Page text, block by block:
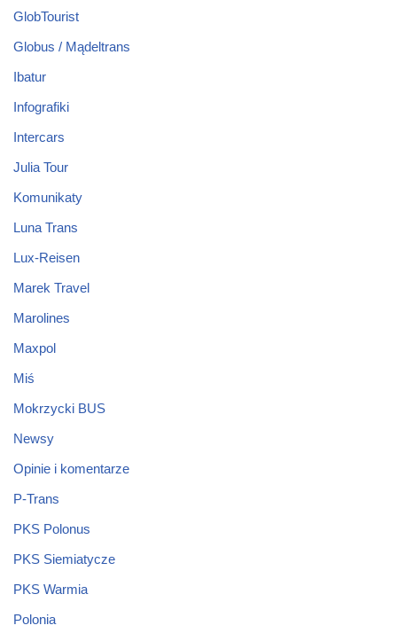
GlobTourist
Globus / Mądeltrans
Ibatur
Infografiki
Intercars
Julia Tour
Komunikaty
Luna Trans
Lux-Reisen
Marek Travel
Marolines
Maxpol
Miś
Mokrzycki BUS
Newsy
Opinie i komentarze
P-Trans
PKS Polonus
PKS Siemiatycze
PKS Warmia
Polonia